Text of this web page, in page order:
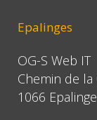
Epalinges
OG-S Web IT
Chemin de la
1066